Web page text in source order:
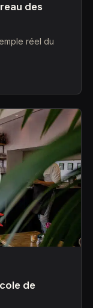
des
réel du
de